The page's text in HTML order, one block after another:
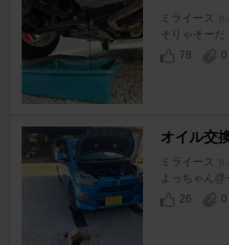
ミライース
そりゃそーだ
78
0
オイル交
ミライース
よっちゃん@
26
0